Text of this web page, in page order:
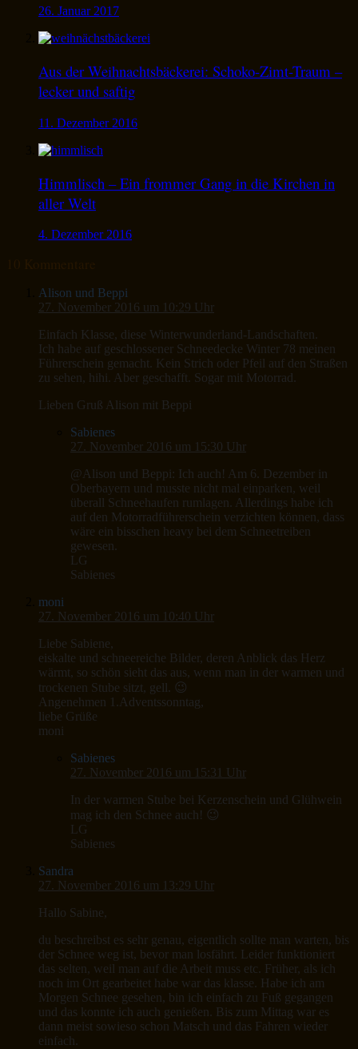
26. Januar 2017
Aus der Weihnachtsbäckerei: Schoko-Zimt-Traum –
lecker und saftig
11. Dezember 2016
Himmlisch – Ein frommer Gang in die Kirchen in
aller Welt
4. Dezember 2016
Alison und Beppi
27. November 2016 um 10:29 Uhr
Einfach Klasse, diese Winterwunderland-Landschaften.
Ich habe auf geschlossener Schneedecke Winter 78 meinen
Führerschein gemacht. Kein Strich oder Pfeil auf den Straßen
zu sehen, hihi. Aber geschafft. Sogar mit Motorrad.
Lieben Gruß Alison mit Beppi
Sabienes
27. November 2016 um 15:30 Uhr
@Alison und Beppi: Ich auch! Am 6. Dezember in
Oberbayern und musste nicht mal einparken, weil
überall Schneehaufen rumlagen. Allerdings habe ich
auf den Motorradführerschein verzichten können, dass
wäre ein bisschen heavy bei dem Schneetreiben
gewesen.
LG
Sabienes
moni
27. November 2016 um 10:40 Uhr
Liebe Sabiene,
eiskalte und schneereiche Bilder, deren Anblick das Herz
wärmt, so schön sieht das aus, wenn man in der warmen und
trockenen Stube sitzt, gell. 😉
Angenehmen 1.Adventssonntag,
liebe Grüße
moni
Sabienes
27. November 2016 um 15:31 Uhr
In der warmen Stube bei Kerzenschein und Glühwein
mag ich den Schnee auch! 😉
LG
Sabienes
Sandra
27. November 2016 um 13:29 Uhr
Hallo Sabine,
du beschreibst es sehr genau, eigentlich sollte man warten, bis
der Schnee weg ist, bevor man losfährt. Leider funktioniert
das selten, weil man auf die Arbeit muss etc. Früher, als ich
noch im Ort gearbeitet habe war das klasse. Habe ich am
Morgen Schnee gesehen, bin ich einfach zu Fuß gegangen
und das konnte ich auch genießen. Bis zum Mittag war es
dann meist sowieso schon Matsch und das Fahren wieder
einfach.